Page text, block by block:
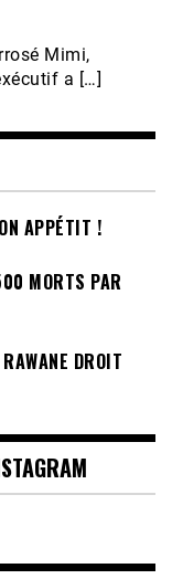
Mimi,
a […]
APPÉTIT !
MORTS PAR
DROIT